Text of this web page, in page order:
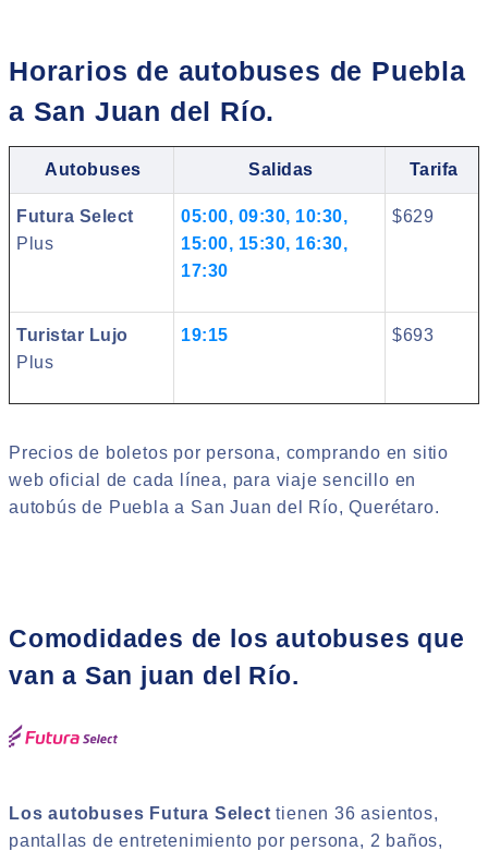
Horarios de autobuses de Puebla
a San Juan del Río.
Autobuses Salidas Tarifa
Futura Select
Plus
05:00, 09:30, 10:30,
15:00, 15:30, 16:30,
17:30
$629
Turistar Lujo
Plus
19:15 $693
Precios de boletos por persona, comprando en sitio
web oficial de cada línea, para viaje sencillo en
autobús de Puebla a San Juan del Río, Querétaro.
Comodidades de los autobuses que
van a San juan del Río.
Los autobuses Futura Selecttienen 36 asientos,
pantallas de entretenimiento por persona, 2 baños,